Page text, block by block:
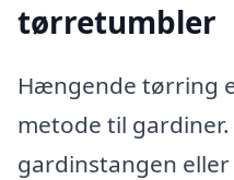
tørretumbler
Hængende tørring
metode til
gardinstangen